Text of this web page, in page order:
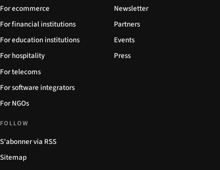
For ecommerce
For financial institutions
For education institutions
For hospitality
For telecoms
For software integrators
For NGOs
Newsletter
Partners
Events
Press
FOLLOW
S'abonner via RSS
Sitemap